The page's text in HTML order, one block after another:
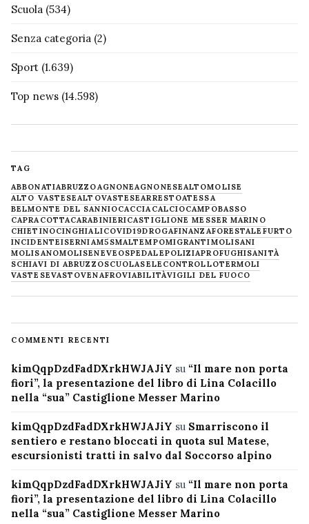
Scuola (534)
Senza categoria (2)
Sport (1.639)
Top news (14.598)
TAG
ABBONATIABRUZZOAGNONEAGNONESEALTOMOLISE
ALTO VASTESEALTOVASTESEARRESTOATESSA
BELMONTE DEL SANNIOCACCIACALCIOCAMPOBASSO
CAPRACOTTACARABINIERICASTIGLIONE MESSER MARINO
CHIETINOCINGHIALICOVID19DROGAFINANZAFORESTALE FURTO
INCIDENTEISERNIAM5SMALTEMPOMIGRANTIMOLISANI
MOLISANOMOLISENEVE OSPEDALEPOLIZIAPROFUGHISANITÀ
SCHIAVI DI ABRUZZOSCUOLASELECONTROLLOTERMOLI
VASTESEVASTOVENAFROVIABILITÀVIGILI DEL FUOCO
COMMENTI RECENTI
kimQqpDzdFadDXrkHWJAJiY su “Il mare non porta
fiori”, la presentazione del libro di Lina Colacillo
nella “sua” Castiglione Messer Marino
kimQqpDzdFadDXrkHWJAJiY su Smarriscono il
sentiero e restano bloccati in quota sul Matese,
escursionisti tratti in salvo dal Soccorso alpino
kimQqpDzdFadDXrkHWJAJiY su “Il mare non porta
fiori”, la presentazione del libro di Lina Colacillo
nella “sua” Castiglione Messer Marino